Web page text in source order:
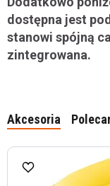
dostępna jest
stanowi spójną
zintegrowana.
Akcesoria